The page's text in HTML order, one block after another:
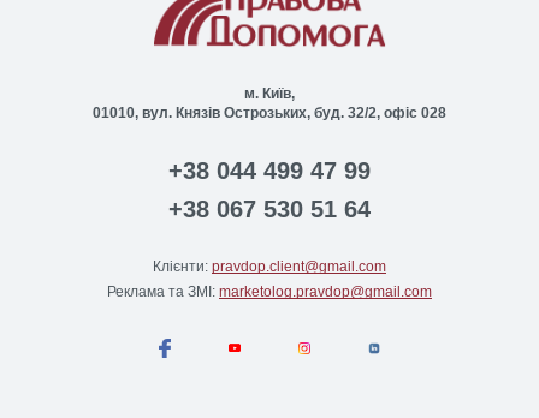
м. Київ,
01010, вул. Князів Острозьких, буд. 32/2, офіс 028
+38 044 499 47 99
+38 067 530 51 64
Клієнти: pravdop.client@gmail.com
Реклама та ЗМІ: marketolog.pravdop@gmail.com